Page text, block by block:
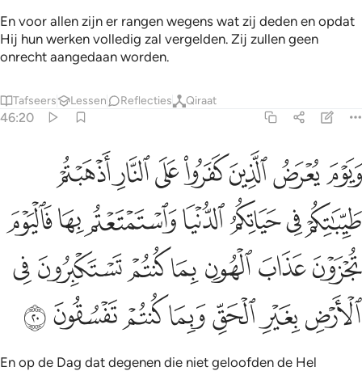
En voor allen zijn er rangen wegens wat zij deden en opdat
Hij hun werken volledig zal vergelden. Zij zullen geen
onrecht aangedaan worden.
Tafseers Lessen Reflecties Qiraat
46:20
ويوم يعرض الذين كفروا على النار اذهبتم طيباتكم في حياتكم الدنيا
وَيَوْمَ يُعْرَضُ ٱلَّذِينَ كَفَرُوا۟ عَلَى ٱلنَّارِ أَذْهَبْتُمْ طَيِّبَـٰتِكُمْ فِى حَيَاتِكُمُ
ﳂﳃﳄﳅﳆﳇﳈ
ﳉﳊﳋﳌﳍﳎﳏ
ﳐﳑﳒﳓ ﳔﳕﳖ
ﳗﳘﳙﳚ ﳛﳜﳝ
En op de Dag dat degenen die niet geloofden de Hel